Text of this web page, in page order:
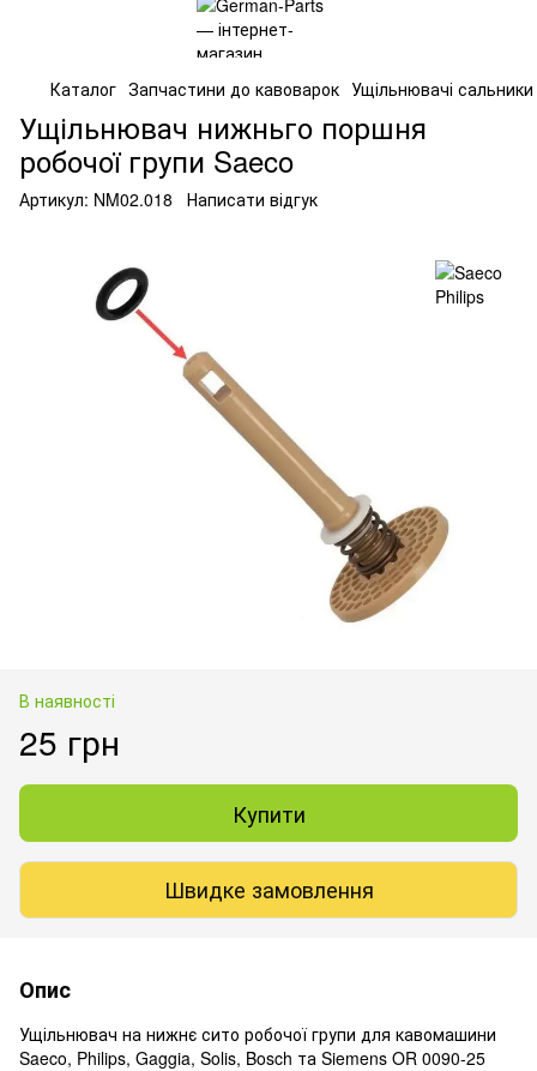
Каталог Запчастини до кавоварок Ущільнювачі
Ущільнювач нижньго поршня
робочої групи Saeco
Артикул: NM02.018 Написати відгук
В наявності
25 грн
Купити
Швидке замовлення
Опис
Ущільнювач на нижнє сито робочої групи для кавомашини
Saeco, Philips, Gaggia, Solis, Bosch та Siemens OR 0090-25